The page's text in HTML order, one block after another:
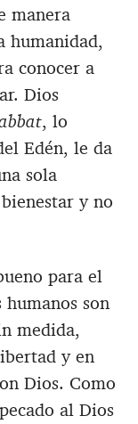
manera
humanidad,
conocer a
Dios
, lo
Edén, le da
sola
y no
para el
humanos son
medida,
y en
Dios. Como
al Dios